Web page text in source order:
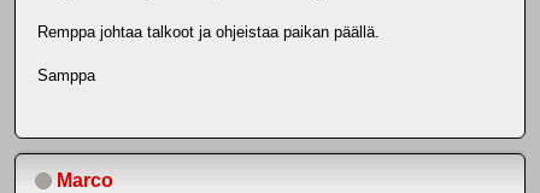
Remppa johtaa talkoot ja ohjeistaa paikan päällä.
Samppa
Marco